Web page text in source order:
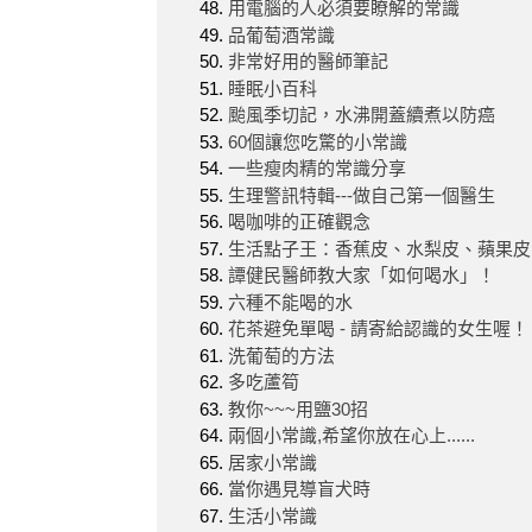
用電腦的人必須要瞭解的常識
品葡萄酒常識
非常好用的醫師筆記
睡眠小百科
颱風季切記，水沸開蓋續煮以防癌
60個讓您吃驚的小常識
一些瘦肉精的常識分享
生理警訊特輯---做自己第一個醫生
喝咖啡的正確觀念
生活點子王：香蕉皮、水梨皮、蘋果
譚健民醫師教大家「如何喝水」！
六種不能喝的水
花茶避免單喝 - 請寄給認識的女生喔！
洗葡萄的方法
多吃蘆筍
教你~~~用鹽30招
兩個小常識,希望你放在心上......
居家小常識
當你遇見導盲犬時
生活小常識